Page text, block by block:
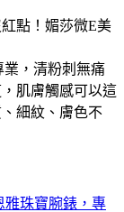
，清粉刺無痛
肌膚觸感可以這
細紋、膚色不
雅珠寶腕錶，專